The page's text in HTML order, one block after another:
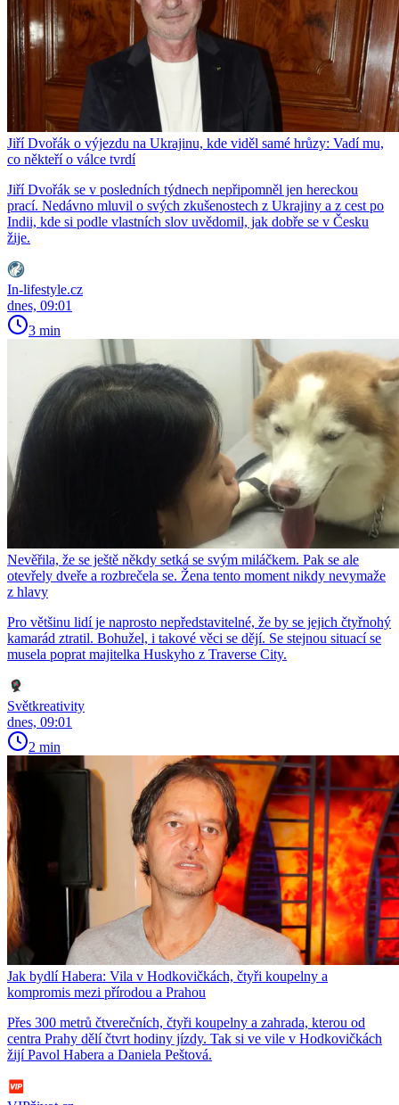
Jiří Dvořák o výjezdu na Ukrajinu, kde viděl samé hrůzy: Vadí mu,
co někteří o válce tvrdí
Jiří Dvořák se v posledních týdnech nepřipomněl jen hereckou
prací. Nedávno mluvil o svých zkušenostech z Ukrajiny a z cest po
Indii, kde si podle vlastních slov uvědomil, jak dobře se v Česku
žije.
In-lifestyle.cz
dnes, 09:01
3 min
Nevěřila, že se ještě někdy setká se svým miláčkem. Pak se ale
otevřely dveře a rozbrečela se. Žena tento moment nikdy nevymaže
z hlavy
Pro většinu lidí je naprosto nepředstavitelné, že by se jejich čtyřnohý
kamarád ztratil. Bohužel, i takové věci se dějí. Se stejnou situací se
musela poprat majitelka Huskyho z Traverse City.
Světkreativity
dnes, 09:01
2 min
Jak bydlí Habera: Vila v Hodkovičkách, čtyři koupelny a
kompromis mezi přírodou a Prahou
Přes 300 metrů čtverečních, čtyři koupelny a zahrada, kterou od
centra Prahy dělí čtvrt hodiny jízdy. Tak si ve vile v Hodkovičkách
žijí Pavol Habera a Daniela Peštová.